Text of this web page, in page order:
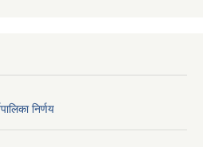
निर्णय